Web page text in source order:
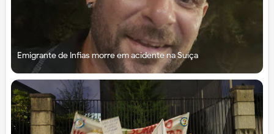
Emigrante de Infias morre em acidente na Suíça